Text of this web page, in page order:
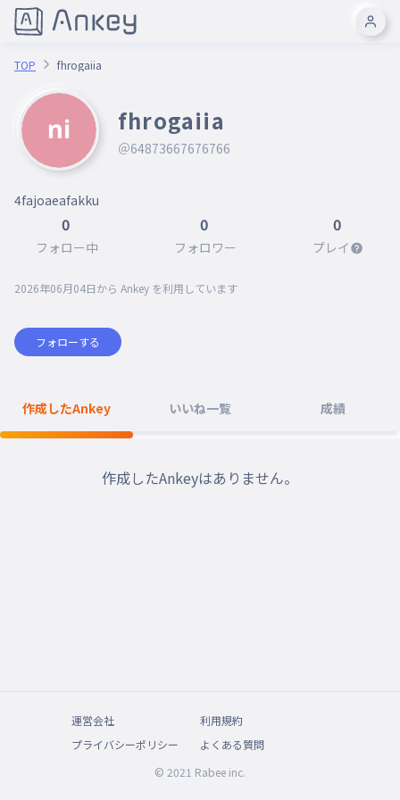
TOP fhrogaiia
fhrogaiia
＠64873667676766
4fajoaeafakku
0
フォロー中
0
フォロワー
0
プレイ
2026年06月04日から Ankey を利用しています
フォローする
作成したAnkey いいね一覧 成績
作成したAnkeyはありません。
運営会社
利用規約
プライバシーポリシー
よくある質問
© 2021 Rabee inc.